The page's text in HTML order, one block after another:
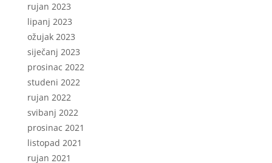
rujan 2023
lipanj 2023
ožujak 2023
siječanj 2023
prosinac 2022
studeni 2022
rujan 2022
svibanj 2022
prosinac 2021
listopad 2021
rujan 2021